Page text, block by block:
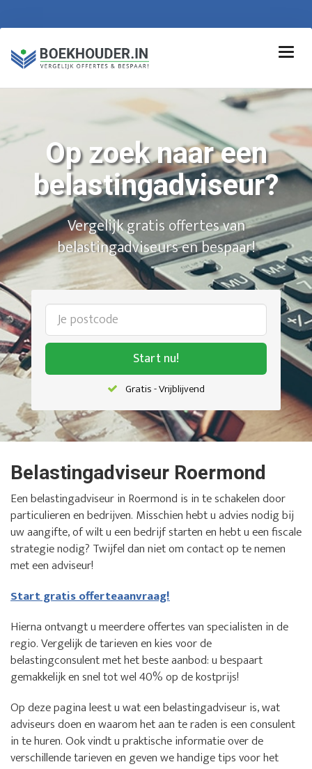
Op zoek naar een
belastingadviseur?
Vergelijk gratis offertes van
belastingadviseurs en bespaar!
Start nu!
Gratis - Vrijblijvend
Belastingadviseur Roermond
Een belastingadviseur in Roermond is in te schakelen door
particulieren en bedrijven. Misschien hebt u advies nodig bij
uw aangifte, of wilt u een bedrijf starten en hebt u een fiscale
strategie nodig? Twijfel dan niet om contact op te nemen
met een adviseur!
Start gratis offerteaanvraag!
Hierna ontvangt u meerdere offertes van specialisten in de
regio. Vergelijk de tarieven en kies voor de
belastingconsulent met het beste aanbod: u bespaart
gemakkelijk en snel tot wel 40% op de kostprijs!
Op deze pagina leest u wat een belastingadviseur is, wat
adviseurs doen en waarom het aan te raden is een consulent
in te huren. Ook vindt u praktische informatie over de
verschillende tarieven en geven we handige tips voor het